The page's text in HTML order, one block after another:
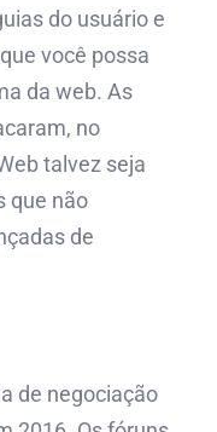
do usuário e
você possa
da web. As
no
talvez seja
que não
de
de negociação